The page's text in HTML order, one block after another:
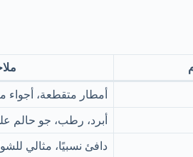
أمطار متقطعة، أجواء
أبرد، رطب، جو حالم
دافئ نسبيًا، مثالي